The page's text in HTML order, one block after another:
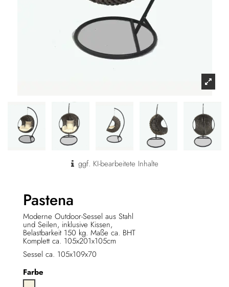
ggf. KI-bearbeitete Inhalte
Pastena
Moderne Outdoor-Sessel aus Stahl
und Seilen, inklusive Kissen,
Belastbarkeit 150 kg. Maße ca. BHT
Komplett ca. 105x201x105cm
Sessel ca. 105x109x70
Farbe